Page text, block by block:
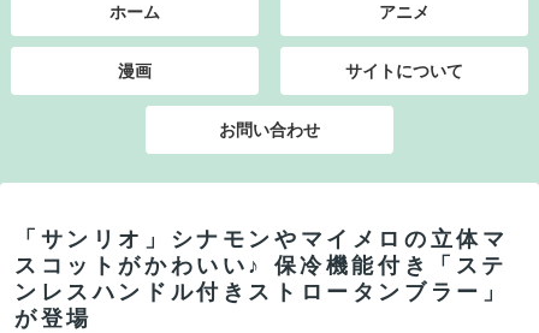
ホーム アニメ
漫画 サイトについて
お問い合わせ
「サンリオ」シナモンやマイメロの立体マ
スコットがかわいい♪ 保冷機能付き「ステ
ンレスハンドル付きストロータンブラー」
が登場